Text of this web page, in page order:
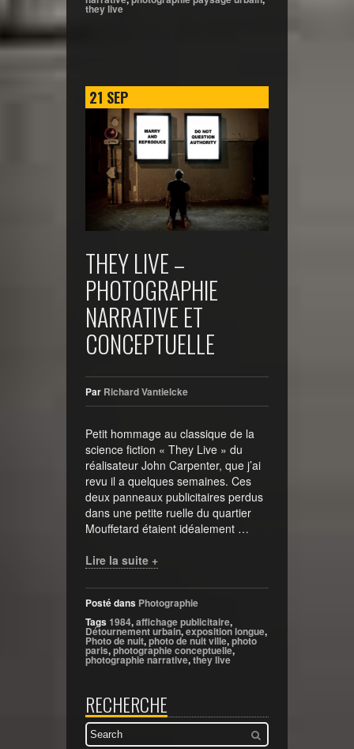
they live
21 SEP
THEY LIVE –
PHOTOGRAPHIE
NARRATIVE ET
CONCEPTUELLE
Par Richard Vantielcke
Petit hommage au classique de la
science fiction « They Live » du
réalisateur John Carpenter, que j’ai
revu il a quelques semaines. Ces
deux panneaux publicitaires perdus
dans une petite ruelle du quartier
Mouffetard étaient idéalement …
Lire la suite +
Posté dans Photographie
Tags1984,affichage publicitaire,
Détournement urbain,exposition longue,
Photo de nuit,photo de nuit ville,photo
paris,photographie conceptuelle,
photographie narrative,they live
RECHERCHE